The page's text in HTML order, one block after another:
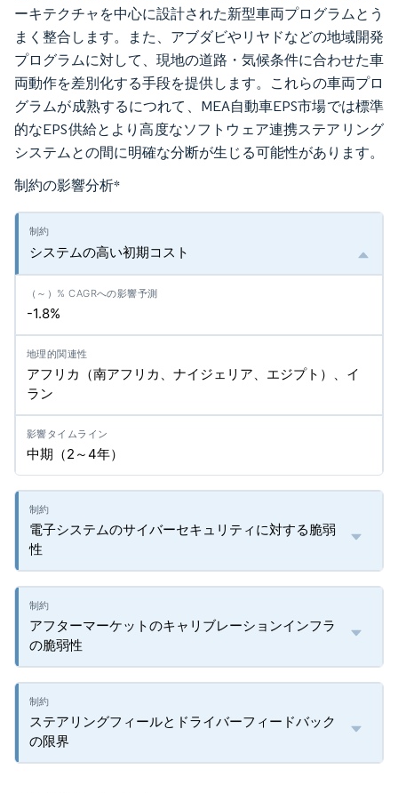
ーキテクチャを中心に設計された新型車両プログラムとう
まく整合します。また、アブダビやリヤドなどの地域開発
プログラムに対して、現地の道路・気候条件に合わせた車
両動作を差別化する手段を提供します。これらの車両プロ
グラムが成熟するにつれて、MEA自動車EPS市場では標準
的なEPS供給とより高度なソフトウェア連携ステアリング
システムとの間に明確な分断が生じる可能性があります。
制約の影響分析*
システムの高い初期コスト
-1.8%
アフリカ（南アフリカ、ナイジェリア、エジプト）、イ
ラン
中期（2～4年）
電子システムのサイバーセキュリティに対する脆弱
性
アフターマーケットのキャリブレーションインフラ
の脆弱性
ステアリングフィールとドライバーフィードバック
の限界